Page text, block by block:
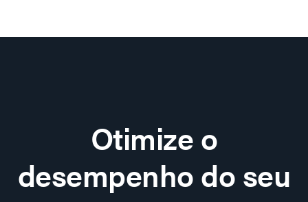
Otimize o
desempenho do seu